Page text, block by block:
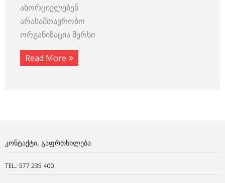
ახორციელებენ
არასამთავრობო
ორგანიზაცია მერსი
Read More
ᲙᲝᲜᲢᲐᲥᲢᲘ, ᲒᲐᲤᲠᲗᲮᲘᲚᲔᲑᲐ
TEL.: 577 235 400